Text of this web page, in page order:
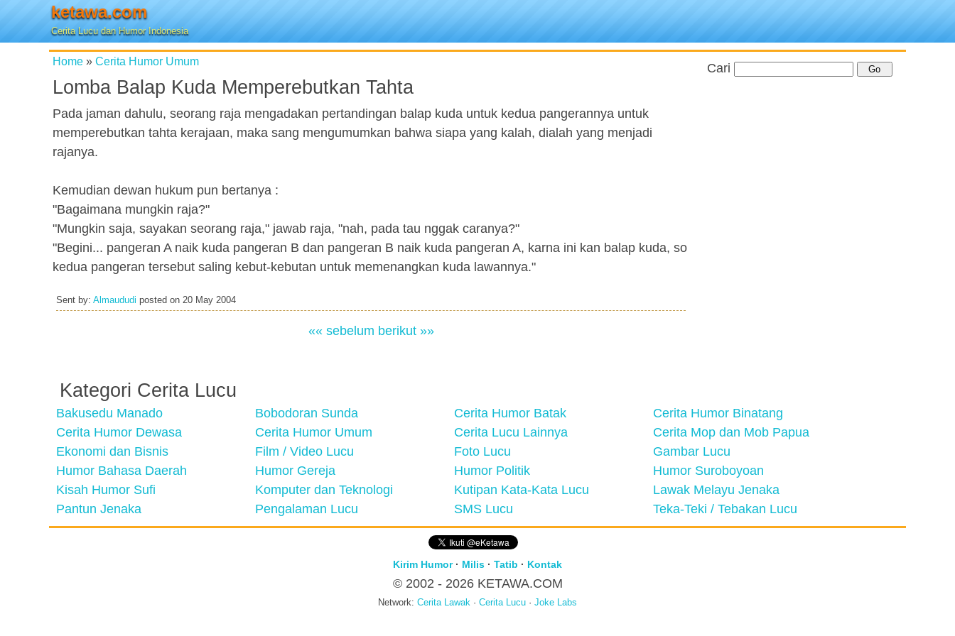
ketawa.com
Cerita Lucu dan Humor Indonesia
Home » Cerita Humor Umum
Lomba Balap Kuda Memperebutkan Tahta
Pada jaman dahulu, seorang raja mengadakan pertandingan balap kuda untuk kedua pangerannya untuk
memperebutkan tahta kerajaan, maka sang mengumumkan bahwa siapa yang kalah, dialah yang menjadi
rajanya.
Kemudian dewan hukum pun bertanya :
"Bagaimana mungkin raja?"
"Mungkin saja, sayakan seorang raja," jawab raja, "nah, pada tau nggak caranya?"
"Begini... pangeran A naik kuda pangeran B dan pangeran B naik kuda pangeran A, karna ini kan balap kuda, so
kedua pangeran tersebut saling kebut-kebutan untuk memenangkan kuda lawannya."
Sent by: Almaududi posted on 20 May 2004
«« sebelum berikut »»
Cari
Kategori Cerita Lucu
Bakusedu Manado Bobodoran Sunda Cerita Humor Batak
Cerita Humor Binatang
Cerita Humor Dewasa
Cerita Humor Umum Cerita Lucu Lainnya
Cerita Mop dan Mob Papua
Ekonomi dan Bisnis
Film / Video Lucu Foto Lucu
Gambar Lucu
Humor Bahasa Daerah
Humor Gereja Humor Politik
Humor Suroboyoan
Kisah Humor Sufi
Komputer dan Teknologi Kutipan Kata-Kata Lucu
Lawak Melayu Jenaka
Pantun Jenaka
Pengalaman Lucu SMS Lucu Teka-Teki / Tebakan Lucu
Kirim Humor· Milis · Tatib · Kontak
© 2002 - 2026 KETAWA.COM
Network: Cerita Lawak · Cerita Lucu · Joke Labs